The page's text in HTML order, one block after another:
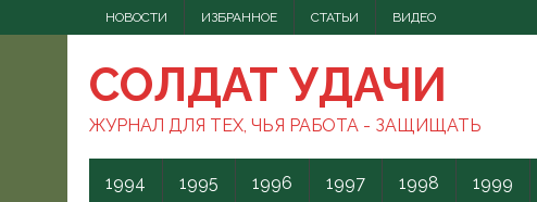
НОВОСТИ ИЗБРАННОЕ СТАТЬИ ВИДЕО
СОЛДАТ УДАЧИ
ЖУРНАЛ ДЛЯ ТЕХ, ЧЬЯ РАБОТА - ЗАЩИЩАТЬ
1994 1995 1996 1997 1998 1999